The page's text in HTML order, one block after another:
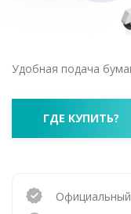
Удобная подача
ГДЕ КУПИТЬ?